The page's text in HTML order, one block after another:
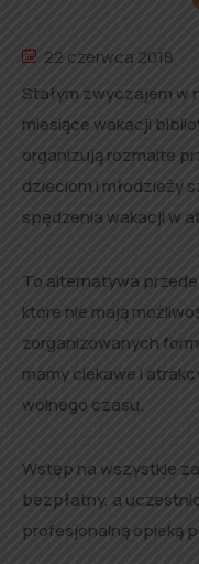
22 czerwca 2018
Stałym zwyczajem w
miesiące wakacji
organizują rozmaite
dzieciom i młodzieży
spędzenia wakacji w
To alternatywa
które nie mają
zorganizowanych
mamy ciekawe i
wolnego czasu.
Wstęp na wszystkie
bezpłatny, a
profesjonalną opieką